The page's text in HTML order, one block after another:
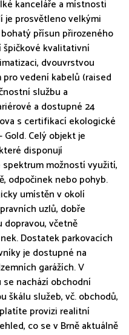
kanceláře a místnosti
je prosvětleno velkými
přísun přirozeného
špičkové kvalitativní
dvouvrstvou
vedení kabelů (raised
službu a
a dostupné 24
s certifikací ekologické
Gold. Celý objekt je
disponují
možností využití,
odpočinek nebo pohyb.
umístěn v okolí
uzlů, dobře
včetně
Dostatek parkovacích
je dostupné na
garážích. V
nachází obchodní
škálu služeb, vč. obchodů,
provizi realitní
co se v Brně aktuálně